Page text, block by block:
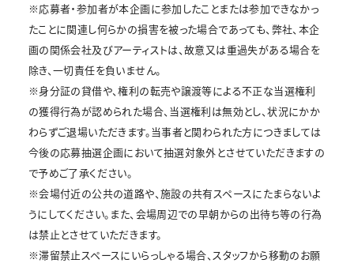
※応募者・参加者が本企画に参加したことまたは参加できなかっ
たことに関連し何らかの損害を被った場合であっても、弊社、本企
画の関係会社及びアーティストは、故意又は重過失がある場合を
除き、一切責任を負いません。
※身分証の貸借や、権利の転売や譲渡等による不正な当選権利
の獲得行為が認められた場合、当選権利は無効とし、状況にかか
わらずご退場いただきます。当事者と関わられた方につきましては
今後の応募抽選企画において抽選対象外とさせていただきますの
で予めご了承ください。
※会場付近の公共の道路や、施設の共有スペースにたまらないよ
うにしてください。また、会場周辺での早朝からの出待ち等の行為
は禁止とさせていただきます。
※滞留禁止スペースにいらっしゃる場合、スタッフから移動のお願